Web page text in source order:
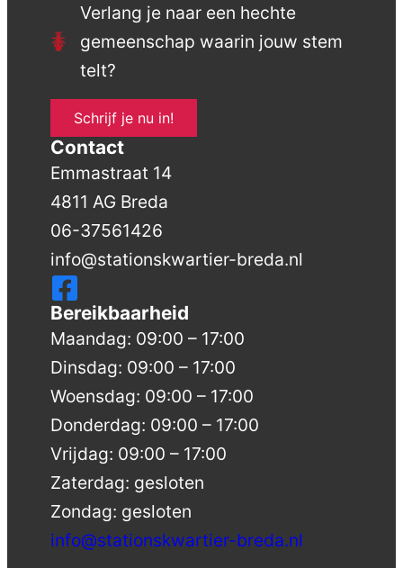
Verlang je naar een hechte
gemeenschap waarin jouw stem
telt?
Schrijf je nu in!
Contact
Emmastraat 14
4811 AG Breda
06-37561426
info@stationskwartier-breda.nl
Bereikbaarheid
Maandag: 09:00 – 17:00
Dinsdag: 09:00 – 17:00
Woensdag: 09:00 – 17:00
Donderdag: 09:00 – 17:00
Vrijdag: 09:00 – 17:00
Zaterdag: gesloten
Zondag: gesloten
info@stationskwartier-breda.nl